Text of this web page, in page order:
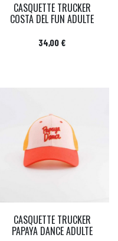
CASQUETTE TRUCKER
COSTA DEL FUN ADULTE
Prix
34,00 €
CASQUETTE TRUCKER
PAPAYA DANCE ADULTE